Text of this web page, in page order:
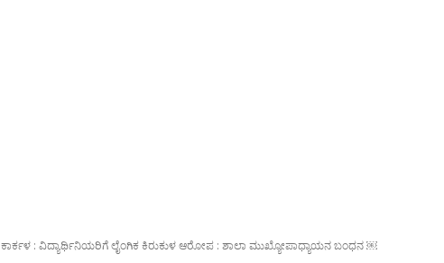
ಕಾರ್ಕಳ : ವಿದ್ಯಾರ್ಥಿನಿಯರಿಗೆ ಲೈಂಗಿಕ ಕಿರುಕುಳ ಆರೋಪ : ಶಾಲಾ ಮುಖ್ಯೋಪಾಧ್ಯಾಯನ ಬಂಧನ ￼